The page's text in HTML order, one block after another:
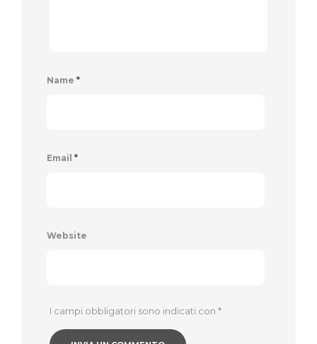
Name *
Email *
Website
I campi obbligatori sono indicati con *